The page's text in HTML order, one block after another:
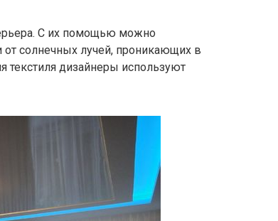
С их помощью можно
от солнечных лучей, проникающих в
текстиля дизайнеры используют